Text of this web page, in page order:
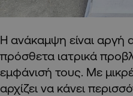
Η ανάκαμψη είναι αργή
πρόσθετα ιατρικά
εμφάνισή τους. Με
αρχίζει να κάνει